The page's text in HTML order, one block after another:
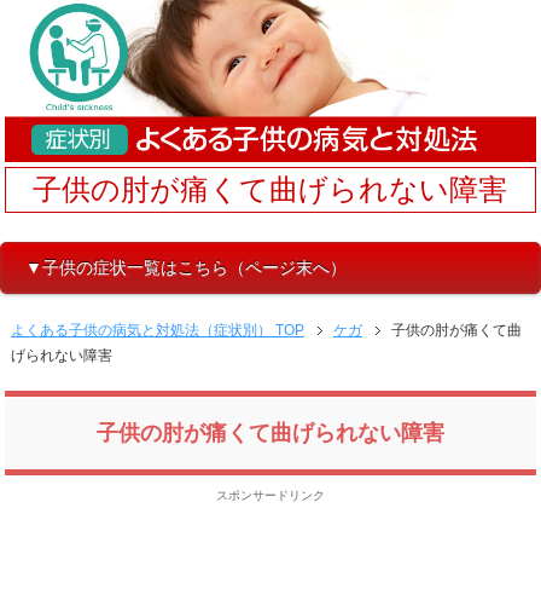
子供の肘が痛くて曲げられない障害
▼子供の症状一覧はこちら（ページ末へ）
よくある子供の病気と対処法（症状別） TOP ケガ
子供の肘が痛くて曲
げられない障害
子供の肘が痛くて曲げられない障害
スポンサードリンク